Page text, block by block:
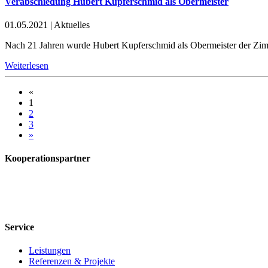
01.05.2021 | Aktuelles
Nach 21 Jahren wurde Hubert Kupferschmid als Obermeister der
Weiterlesen
«
1
2
3
»
Kooperationspartner
Service
Leistungen
Referenzen & Projekte